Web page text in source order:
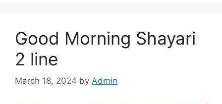
Good Morning Shayari
2 line
March 18, 2024 by Admin